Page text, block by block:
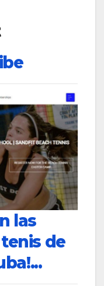
las
de